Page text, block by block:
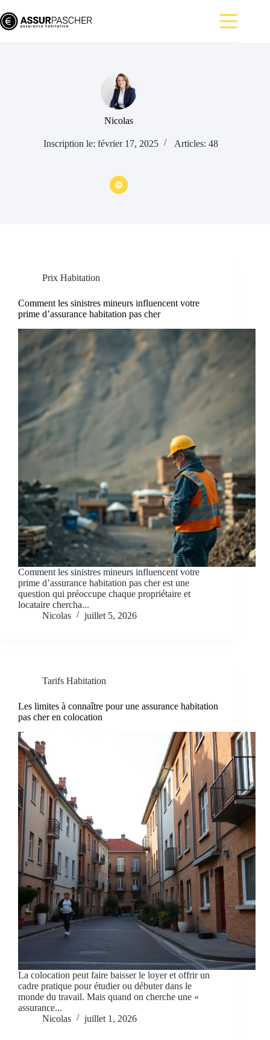
au
contenu
Nicolas
Inscription le: février 17, 2025 Articles: 48
Prix Habitation
Comment les sinistres mineurs influencent votre
prime d’assurance habitation pas cher
Comment les sinistres mineurs influencent votre
prime d’assurance habitation pas cher est une
question qui préoccupe chaque propriétaire et
locataire chercha...
Nicolas
juillet 5, 2026
Tarifs Habitation
Les limites à connaître pour une assurance habitation
pas cher en colocation
La colocation peut faire baisser le loyer et offrir un
cadre pratique pour étudier ou débuter dans le
monde du travail. Mais quand on cherche une «
assurance...
Nicolas
juillet 1, 2026